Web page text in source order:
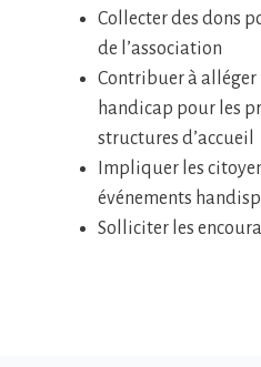
Collecter des dons
de l’association
Contribuer à alléger
handicap pour les
structures d’accueil
Impliquer les
événements
Solliciter les